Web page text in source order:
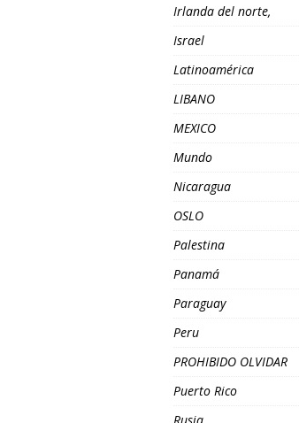
Irlanda del norte,
Israel
Latinoamérica
LIBANO
MEXICO
Mundo
Nicaragua
OSLO
Palestina
Panamá
Paraguay
Peru
PROHIBIDO OLVIDAR
Puerto Rico